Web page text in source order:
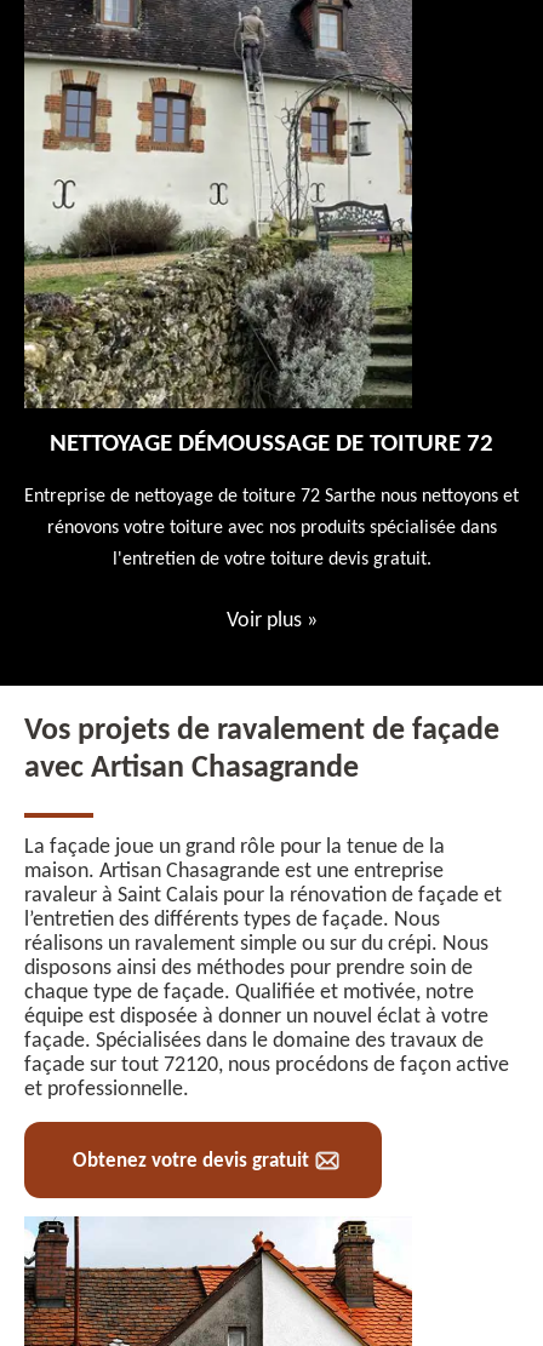
NETTOYAGE DÉMOUSSAGE DE TOITURE 72
Entreprise de nettoyage de toiture 72 Sarthe nous nettoyons et
rénovons votre toiture avec nos produits spécialisée dans
l'entretien de votre toiture devis gratuit.
Voir plus »
Vos projets de ravalement de façade
avec Artisan Chasagrande
La façade joue un grand rôle pour la tenue de la
maison. Artisan Chasagrande est une entreprise
ravaleur à Saint Calais pour la rénovation de façade et
l’entretien des différents types de façade. Nous
réalisons un ravalement simple ou sur du crépi. Nous
disposons ainsi des méthodes pour prendre soin de
chaque type de façade. Qualifiée et motivée, notre
équipe est disposée à donner un nouvel éclat à votre
façade. Spécialisées dans le domaine des travaux de
façade sur tout 72120, nous procédons de façon active
et professionnelle.
Obtenez votre devis gratuit